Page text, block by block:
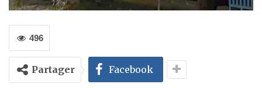
496
Partager Facebook